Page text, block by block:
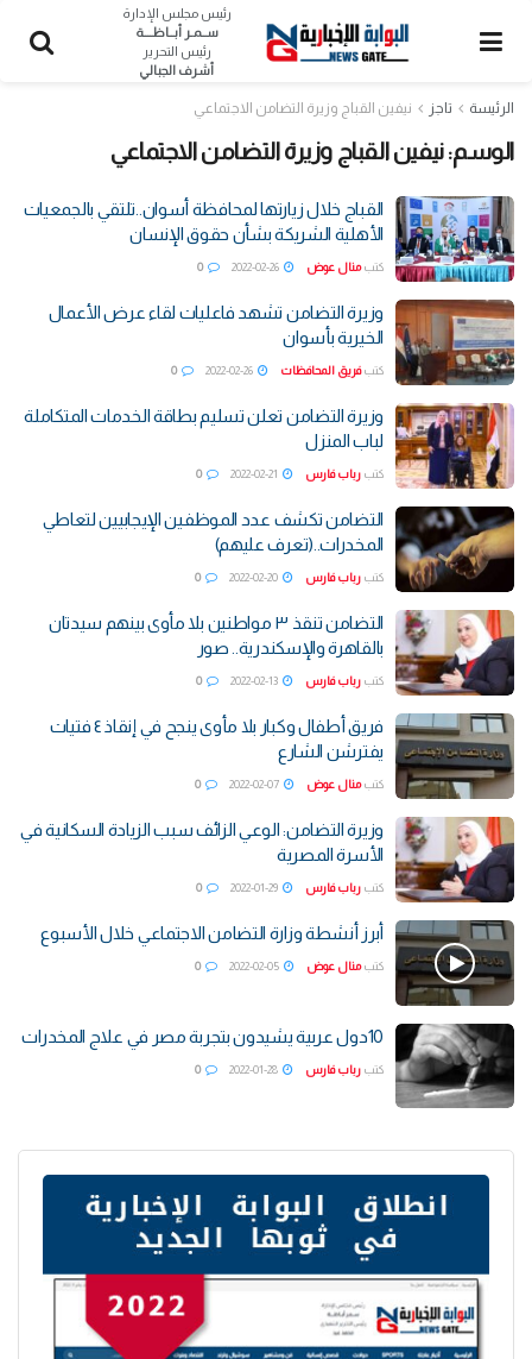
رئيس مجلس الإدارة
ســمـر أبــاظــــة
رئيس التحرير
أشرف الجبالي
الرئيسة تاجز نيفين القباج وزيرة التضامن الاجتماعي
الوسم:نيفين القباج وزيرة التضامن الاجتماعي
القباج خلال زيارتها لمحافظة أسوان..تلتقي بالجمعيات
الأهلية الشريكة بشأن حقوق الإنسان
كتب منال عوض 0
وزيرة التضامن تشهد فاعليات لقاء عرض الأعمال
الخيرية بأسوان
كتب فريق المحافظات 0
وزيرة التضامن تعلن تسليم بطاقة الخدمات المتكاملة
لباب المنزل
كتب رباب فارس 0
التضامن تكشف عدد الموظفين الإيجابيين لتعاطي
المخدرات..(تعرف عليهم)
كتب رباب فارس 0
التضامن تنقذ ٣ مواطنين بلا مأوى بينهم سيدتان
بالقاهرة والإسكندرية.. صور
كتب رباب فارس 0
فريق أطفال وكبار بلا مأوى ينجح في إنقاذ ٤ فتيات
يفترشن الشارع
كتب منال عوض 0
وزيرة التضامن: الوعي الزائف سبب الزيادة السكانية في
الأسرة المصرية
كتب رباب فارس 0
أبرز أنشطة وزارة التضامن الاجتماعي خلال الأسبوع
كتب منال عوض 0
10دول عربية يشيدون بتجربة مصر في علاج المخدرات
كتب رباب فارس 0